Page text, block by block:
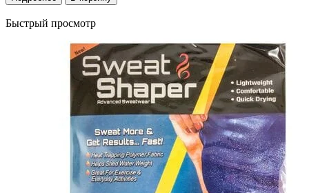
Быстрый просмотр